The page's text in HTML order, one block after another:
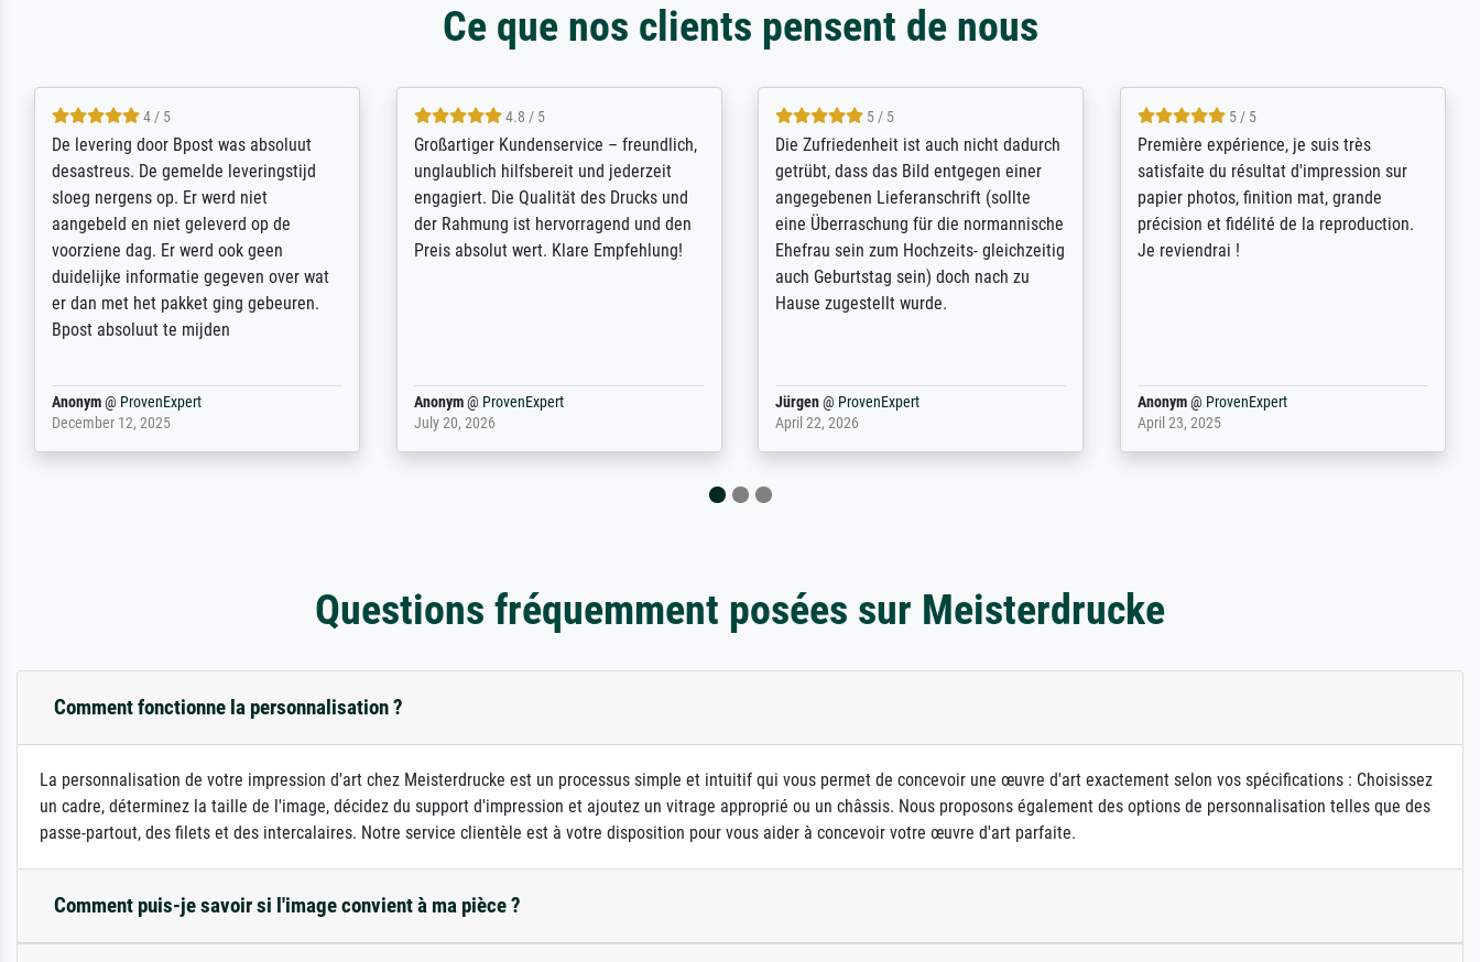
Ce que nos clients pensent de nous
5 / 5
Sehr gute Qualität des Leinwanddrucks
und des Rahmens! Unser Bild wurde
sehr sorgfältig und sicher verpackt, so
dass es unbeschadet bei uns ankam. Es
wird nicht unser letzter Meisterdruck
sein. Vielen Dank!
Reinhold,@ProvenExpert
April 22, 2026
5 / 5
Für ein Erinnerungsbuch mit der
Feldpost meines Großvaters aus dem 1.
Weltkrieg benötigte ich ein
ausdrucksvolles Bild. Das habe ich bei
Ihnen gefunden. Bei der Auswahl der
weiter. Vielen ...
Margot@ProvenExpert
February 20, 2026
4.8 / 5
Hervorragende Qualität. Man kann sich
vieles anpassen lassen, wie z.B.:
Randentfernung, Farbe, Helligkeit,
Kontrast und Weiteres. Sehr freundliche
Kontaktperson per Mail. Das Bild (ein
Kunstdruck) wurde sehr gut verpackt -
sehr starke Papprolle mit Plastikdeckeln
Anonym@ProvenExpert
August 12, 2025
4.8 / 5
Qualité absolument irréprochable.
Extraordinaire diversité des thèmes
abordés et personnalisation des
demandes (recadrage, réajustement des
couleurs). Relation clientèle parfaite.
Anonym@ ProvenExpert
March 31, 2025
Questions fréquemment posées sur Meisterdrucke
Comment fonctionne la personnalisation ?
La personnalisation de votre impression d'art chez Meisterdrucke est un processus simple et intuitif qui vous permet de concevoir une œuvre d'art exactement selon vos spécifications : Choisissez
un cadre, déterminez la taille de l'image, décidez du support d'impression et ajoutez un vitrage approprié ou un châssis. Nous proposons également des options de personnalisation telles que des
passe-partout, des filets et des intercalaires. Notre service clientèle est à votre disposition pour vous aider à concevoir votre œuvre d'art parfaite.
Comment puis-je savoir si l'image convient à ma pièce ?